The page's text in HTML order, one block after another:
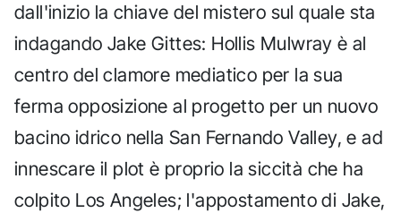
dall'inizio la chiave del mistero sul quale sta
indagando Jake Gittes: Hollis Mulwray è al
centro del clamore mediatico per la sua
ferma opposizione al progetto per un nuovo
bacino idrico nella San Fernando Valley, e ad
innescare il plot è proprio la siccità che ha
colpito Los Angeles; l'appostamento di Jake,